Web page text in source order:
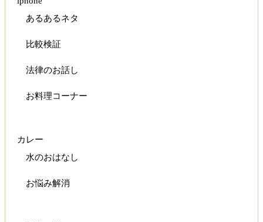
あるあるネタ
比較検証
法律のお話し
お料理コーナー
カレー
水のおはなし
お悩み解消